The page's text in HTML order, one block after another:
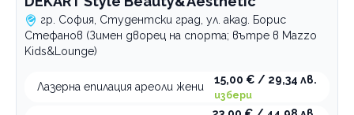
гр. София, Студентски град, ул. акад. Борис
Стефанов (Зимен дворец на спорта; вътре в Mazzo
Kids&Lounge)
Лазерна епилация ареоли жени
15,00 € / 29,34 лв.
избери